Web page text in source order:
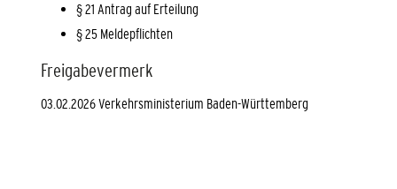
§ 21 Antrag auf Erteilung
§ 25 Meldepflichten
Freigabevermerk
03.02.2026Verkehrsministerium Baden-Württemberg